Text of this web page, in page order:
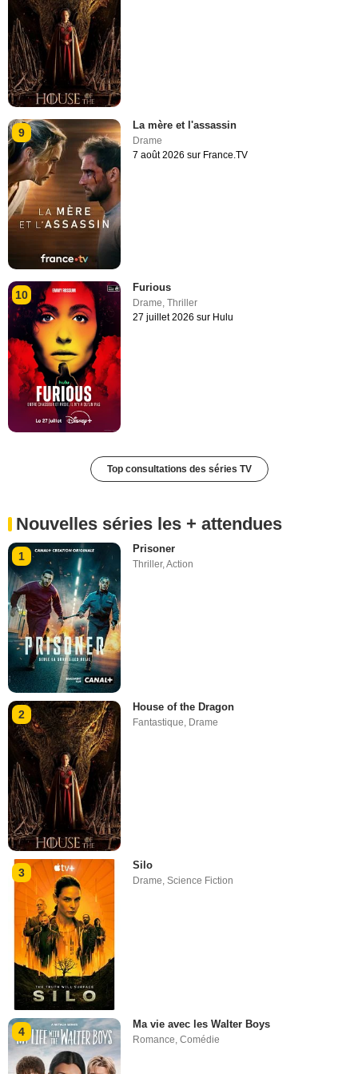
9
La mère et l'assassin
Drame
7 août 2026 sur France.TV
10
Furious
Drame,Thriller
27 juillet 2026 sur Hulu
Top consultations des séries TV
Nouvelles séries les + attendues
1
Prisoner
Thriller,Action
2
House of the Dragon
Fantastique, Drame
3
Silo
Drame,Science Fiction
4
Ma vie avec les Walter Boys
Romance ,Comédie